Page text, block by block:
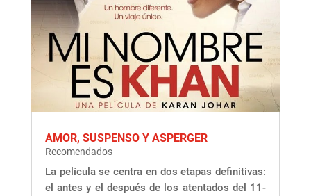
AMOR, SUSPENSO Y ASPERGER
Recomendados
La película se centra en dos etapas definitivas:
el antes y el después de los atentados del 11-